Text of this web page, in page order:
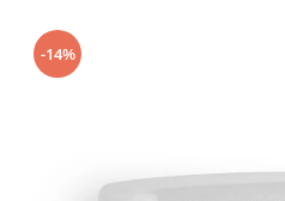
Intretinere masina de spalat
Insecticide si Capcane
Solutii desfundat tevi
-14%